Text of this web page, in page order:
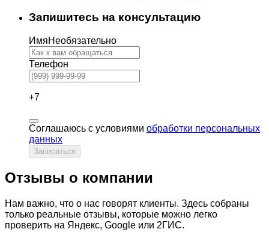
Запишитесь на консультацию
ИмяНеобязательно
Телефон
+7
Соглашаюсь с условиями обработки персональных
данных
Записаться
Отзывы о компании
Нам важно, что о нас говорят клиенты. Здесь собраны
только реальные отзывы, которые можно легко
проверить на Яндекс, Google или 2ГИС.